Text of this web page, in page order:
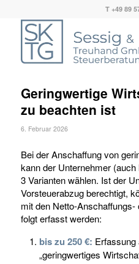
T +49 89
Geringwertige
zu beachten ist
6. Februar 2026
Bei der Anschaffung von
kann der Unternehmer
3 Varianten wählen. Ist der
Vorsteuerabzug berechtigt,
mit den Netto-
folgt erfasst werden:
bis zu 250 €: Erfassung
„geringwertiges